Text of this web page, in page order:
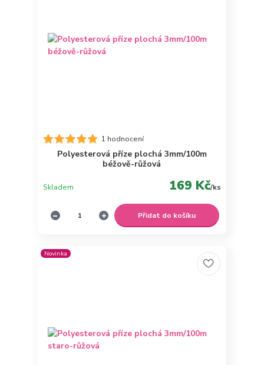
1 hodnocení
Polyesterová příze plochá 3mm/100m
béžově-růžová
169 Kč/ks
Skladem
Přidat do košíku
Novinka